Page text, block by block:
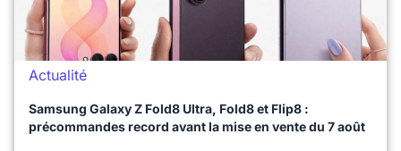
Actualité
Samsung Galaxy Z Fold8 Ultra, Fold8 et Flip8 :
précommandes record avant la mise en vente du 7 août